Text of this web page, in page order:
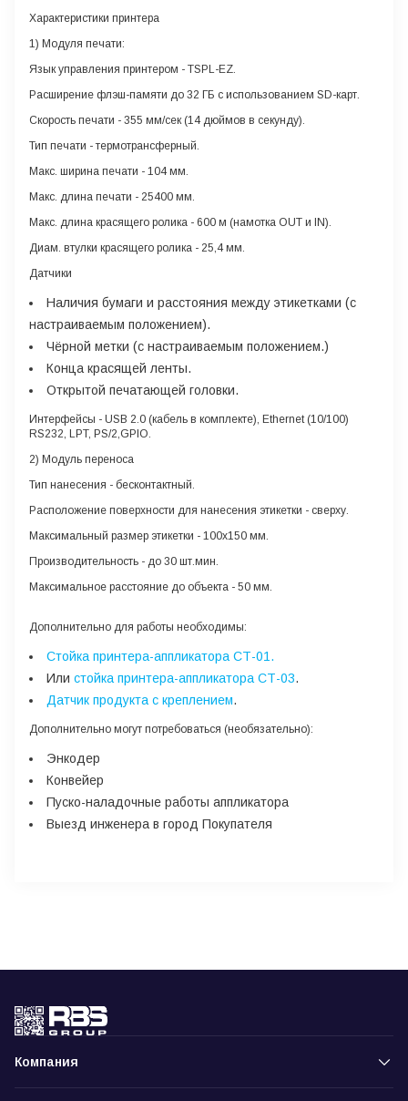
Характеристики принтера
1) Модуля печати:
Язык управления принтером - TSPL-EZ.
Расширение флэш-памяти до 32 ГБ с использованием SD-карт.
Скорость печати - 355 мм/сек (14 дюймов в секунду).
Тип печати - термотрансферный.
Макс. ширина печати - 104 мм.
Макс. длина печати - 25400 мм.
Макс. длина красящего ролика - 600 м (намотка OUT и IN).
Диам. втулки красящего ролика - 25,4 мм.
Датчики
Наличия бумаги и расстояния между этикетками (с
настраиваемым положением).
Чёрной метки (с настраиваемым положением.)
Конца красящей ленты.
Открытой печатающей головки.
Интерфейсы - USB 2.0 (кабель в комплекте), Ethernet (10/100)
RS232, LPT, PS/2,GPIO.
2) Модуль переноса
Тип нанесения - бесконтактный.
Расположение поверхности для нанесения этикетки - сверху.
Максимальный размер этикетки - 100х150 мм.
Производительность - до 30 шт.мин.
Максимальное расстояние до объекта - 50 мм.
Дополнительно для работы необходимы:
Стойка принтера-аппликатора СТ-01 .
Или стойка принтера-аппликатора СТ-03.
Датчик продукта с креплением.
Дополнительно могут потребоваться (необязательно):
Энкодер
Конвейер
Пуско-наладочные работы аппликатора
Выезд инженера в город Покупателя
Компания